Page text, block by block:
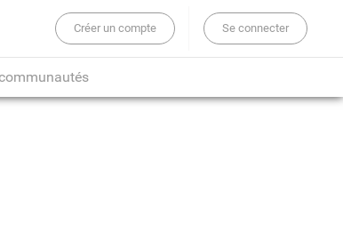
le site...
Créer un compte Se connecter